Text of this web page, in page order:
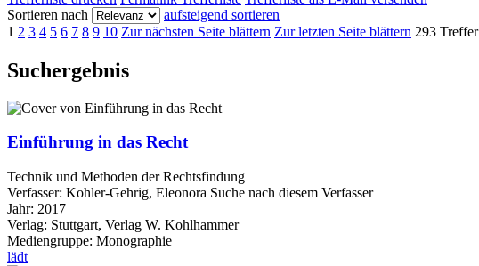
Sortieren nach
aufsteigend sortieren
1 2 3 4 5 6 7 8 9 10 Zur nächsten Seite blättern Zur letzten Seite blättern 293 Treffer
Suchergebnis
Einführung in das Recht
Technik und Methoden der Rechtsfindung
Verfasser: Kohler-Gehrig, Eleonora Suche nach diesem Verfasser
Jahr: 2017
Verlag: Stuttgart, Verlag W. Kohlhammer
Mediengruppe: Monographie
lädt